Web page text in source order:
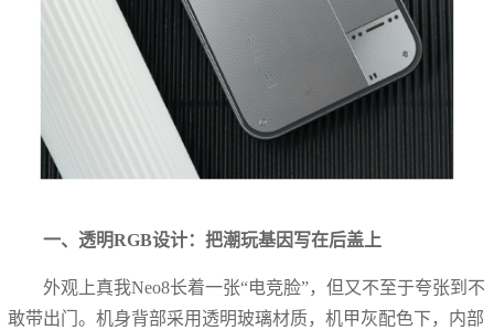
一、透明RGB设计：把潮玩基因写在后盖上
外观上真我Neo8长着一张“电竞脸”，但又不至于夸张到不
敢带出门。机身背部采用透明玻璃材质，机甲灰配色下，内部